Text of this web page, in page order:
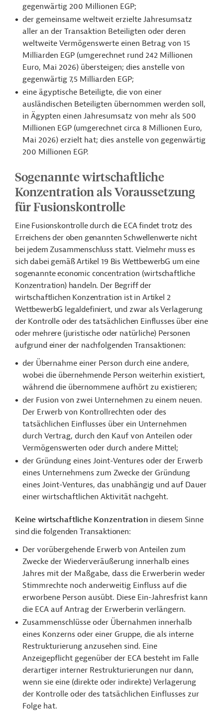
gegenwärtig 200 Millionen EGP;
der gemeinsame weltweit erzielte Jahresumsatz
aller an der Transaktion Beteiligten oder deren
weltweite Vermögenswerte einen Betrag von 15
Milliarden EGP (umgerechnet rund 242 Millionen
Euro, Mai 2026) übersteigen; dies anstelle von
gegenwärtig 7,5 Milliarden EGP;
eine ägyptische Beteiligte, die von einer
ausländischen Beteiligten übernommen werden soll,
in Ägypten einen Jahresumsatz von mehr als 500
Millionen EGP (umgerechnet circa 8 Millionen Euro,
Mai 2026) erzielt hat; dies anstelle von gegenwärtig
200 Millionen EGP.
Sogenannte wirtschaftliche
Konzentration als Voraussetzung
für Fusionskontrolle
Eine Fusionskontrolle durch die ECA findet trotz des
Erreichens der oben genannten Schwellenwerte nicht
bei jedem Zusammenschluss statt. Vielmehr muss es
sich dabei gemäß Artikel 19 Bis WettbewerbG um eine
sogenannte economic concentration (wirtschaftliche
Konzentration) handeln. Der Begriff der
wirtschaftlichen Konzentration ist in Artikel 2
WettbewerbG legaldefiniert, und zwar als Verlagerung
der Kontrolle oder des tatsächlichen Einflusses über eine
oder mehrere (juristische oder natürliche) Personen
aufgrund einer der nachfolgenden Transaktionen:
der Übernahme einer Person durch eine andere,
wobei die übernehmende Person weiterhin existiert,
während die übernommene aufhört zu existieren;
der Fusion von zwei Unternehmen zu einem neuen.
Der Erwerb von Kontrollrechten oder des
tatsächlichen Einflusses über ein Unternehmen
durch Vertrag, durch den Kauf von Anteilen oder
Vermögenswerten oder durch andere Mittel;
der Gründung eines Joint-Ventures oder der Erwerb
eines Unternehmens zum Zwecke der Gründung
eines Joint-Ventures, das unabhängig und auf Dauer
einer wirtschaftlichen Aktivität nachgeht.
Keine wirtschaftliche Konzentration in diesem Sinne
sind die folgenden Transaktionen:
Der vorübergehende Erwerb von Anteilen zum
Zwecke der Wiederveräußerung innerhalb eines
Jahres mit der Maßgabe, dass die Erwerberin weder
Stimmrechte noch anderweitig Einfluss auf die
erworbene Person ausübt. Diese Ein-Jahresfrist kann
die ECA auf Antrag der Erwerberin verlängern.
Zusammenschlüsse oder Übernahmen innerhalb
eines Konzerns oder einer Gruppe, die als interne
Restrukturierung anzusehen sind. Eine
Anzeigepflicht gegenüber der ECA besteht im Falle
derartiger interner Restrukturierungen nur dann,
wenn sie eine (direkte oder indirekte) Verlagerung
der Kontrolle oder des tatsächlichen Einflusses zur
Folge hat.